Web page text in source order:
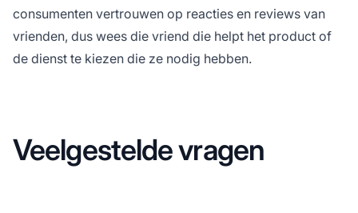
consumenten vertrouwen op reacties en reviews van
vrienden, dus wees die vriend die helpt het product of
de dienst te kiezen die ze nodig hebben.
Veelgestelde vragen